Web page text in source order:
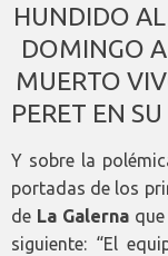
HUNDIDO
DOMINGO
MUERTO
PERET EN
Y sobre la
portadas de los
de La Galernaque
siguiente: “El